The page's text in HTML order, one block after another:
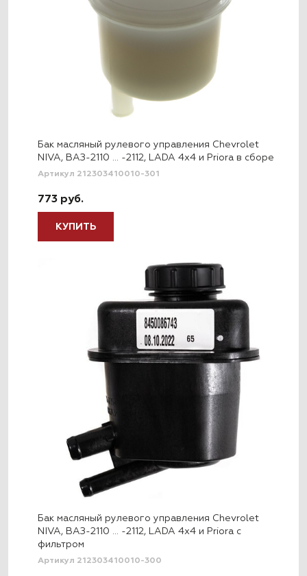
Бак масляный рулевого управления Chevrolet
NIVA, ВАЗ-2110 … -2112, LADA 4x4 и Priora в сборе
Артикул 212303410010-301
773 руб.
КУПИТЬ
Бак масляный рулевого управления Chevrolet
NIVA, ВАЗ-2110 … -2112, LADA 4x4 и Priora с
фильтром
Артикул 212303410010-300